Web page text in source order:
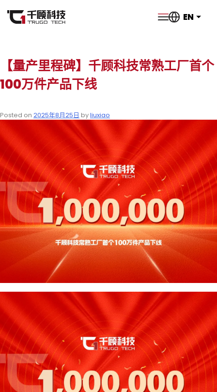
EN
【量产里程碑】千顾科技常熟工厂首个
100万件产品下线
Posted on 2025年8月25日 byliuxiao